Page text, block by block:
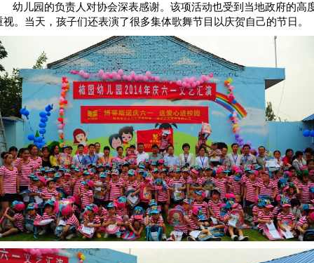
幼儿园的负责人对协会深表感谢。该项活动也受到当地政府的高
视。当天，孩子们还表演了很多集体歌舞节目以庆贺自己的节日。